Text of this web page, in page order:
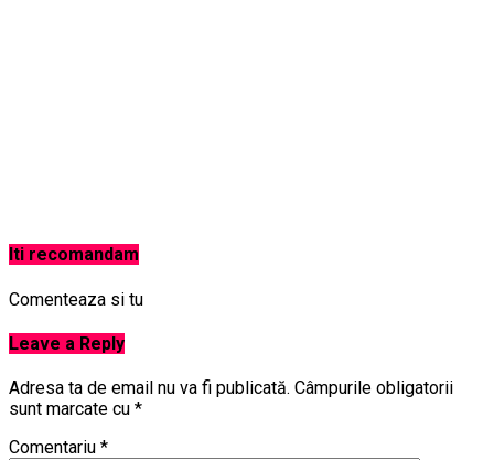
Iti recomandam
Comenteaza si tu
Leave a Reply
Adresa ta de email nu va fi publicată. Câmpurile obligatorii
sunt marcate cu *
Comentariu *